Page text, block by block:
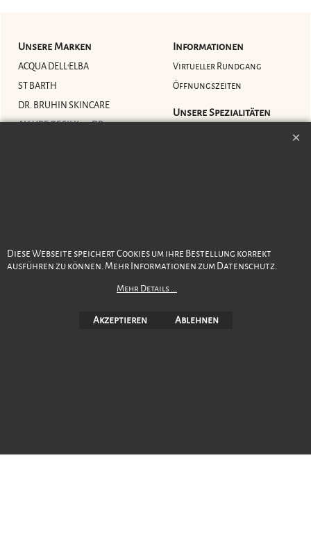
Unsere Marken
ACQUA DELL'ELBA
ST BARTH
DR. BRUHIN SKINCARE
ALLURE OF SILK by DR.
Informationen
Virtueller Rundgang
Öffnungszeiten
Unsere Spezialitäten
Diese Webseite speichert Cookies um ihre Bestellung korrekt
ausführen zu können. Mehr Informationen zum Datenschutz.
Mehr Details ...
Akzeptieren Ablehnen